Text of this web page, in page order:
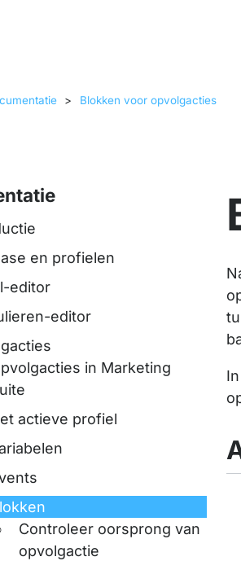
> Blokken voor opvolgacties
en profielen
editor
editor
in Marketing
actieve profiel
Controleer oorsprong van
opvolgactie